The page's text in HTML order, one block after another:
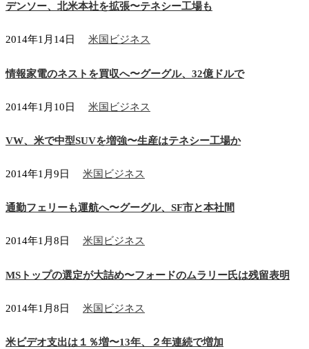
デンソー、北米本社を拡張〜テネシー工場も
2014年1月14日 米国ビジネス
情報家電のネストを買収へ〜グーグル、32億ドルで
2014年1月10日 米国ビジネス
VW、米で中型SUVを増強〜生産はテネシー工場か
2014年1月9日 米国ビジネス
通勤フェリーも運航へ〜グーグル、SF市と本社間
2014年1月8日 米国ビジネス
MSトップの選定が大詰め〜フォードのムラリー氏は残留表明
2014年1月8日 米国ビジネス
米ビデオ支出は１％増〜13年、２年連続で増加